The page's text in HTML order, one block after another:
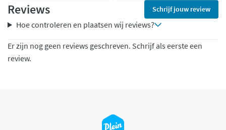
Reviews Schrijf jouw review
Hoe controleren en plaatsen wij reviews?
Er zijn nog geen reviews geschreven. Schrijf als eerste een
review.